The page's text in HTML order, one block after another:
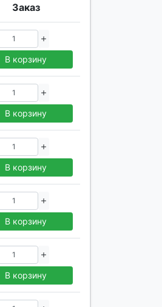
Заказ
В корзину
В корзину
В корзину
В корзину
В корзину